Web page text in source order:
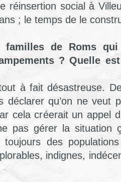
réinsertion social à
; le temps de le
de Roms
? Quelle
à fait désastreuse.
déclarer qu’on ne veut
cela créerait un appel
pas gérer la situation
des
indignes,